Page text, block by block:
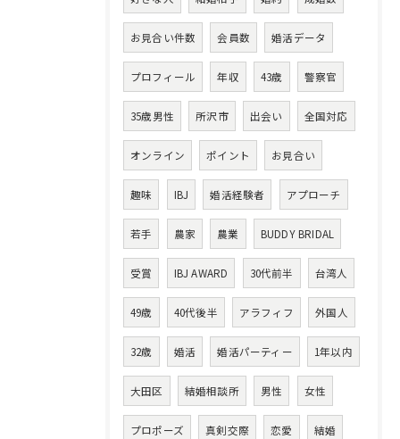
お見合い件数 会員数 婚活データ
プロフィール 年収 43歳 警察官
35歳男性 所沢市 出会い 全国対応
オンライン ポイント お見合い
趣味 IBJ 婚活経験者 アプローチ
若手 農家 農業 BUDDY BRIDAL
受賞 IBJ AWARD 30代前半 台湾人
49歳 40代後半 アラフィフ 外国人
32歳 婚活 婚活パーティー 1年以内
大田区 結婚相談所 男性 女性
プロポーズ 真剣交際 恋愛 結婚